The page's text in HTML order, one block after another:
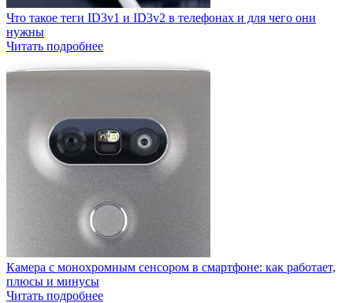
Что такое теги ID3v1 и ID3v2 в телефонах и для чего они
нужны
Читать подробнее
Камера с монохромным сенсором в смартфоне: как работает,
плюсы и минусы
Читать подробнее